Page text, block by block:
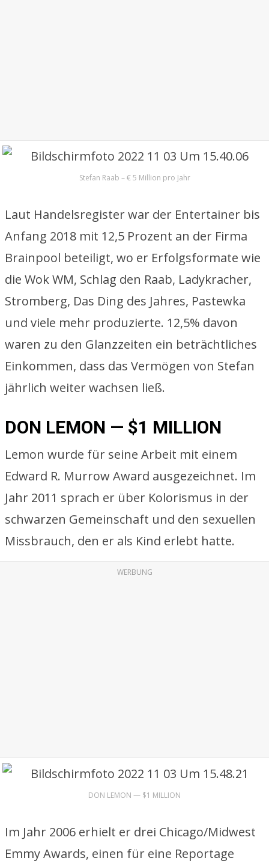
Stefan Raab – € 5 Million pro Jahr
Laut Handelsregister war der Entertainer bis
Anfang 2018 mit 12,5 Prozent an der Firma
Brainpool beteiligt, wo er Erfolgsformate wie
die Wok WM, Schlag den Raab, Ladykracher,
Stromberg, Das Ding des Jahres, Pastewka
und viele mehr produzierte. 12,5% davon
waren zu den Glanzzeiten ein beträchtliches
Einkommen, dass das Vermögen von Stefan
jährlich weiter wachsen ließ.
DON LEMON — $1 MILLION
Lemon wurde für seine Arbeit mit einem
Edward R. Murrow Award ausgezeichnet. Im
Jahr 2011 sprach er über Kolorismus in der
schwarzen Gemeinschaft und den sexuellen
Missbrauch, den er als Kind erlebt hatte.
WERBUNG
DON LEMON — $1 MILLION
Im Jahr 2006 erhielt er drei Chicago/Midwest
Emmy Awards, einen für eine Reportage